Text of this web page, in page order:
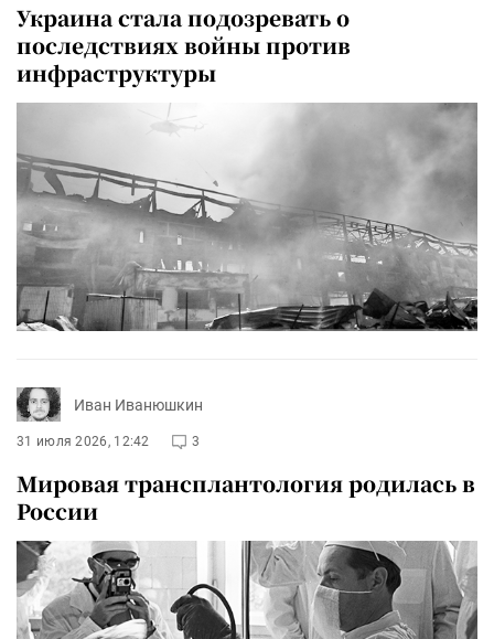
Украина стала подозревать о
последствиях войны против
инфраструктуры
Иван Иванюшкин
31 июля 2026, 12:42 3
Мировая трансплантология родилась в
России